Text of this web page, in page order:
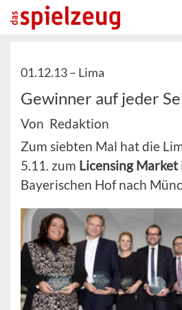
01.12.13 – Lima
Gewinner auf jeder
Von Redaktion
Zum siebten Mal hat die
5.11. zum Licensing Market
Bayerischen Hof nach